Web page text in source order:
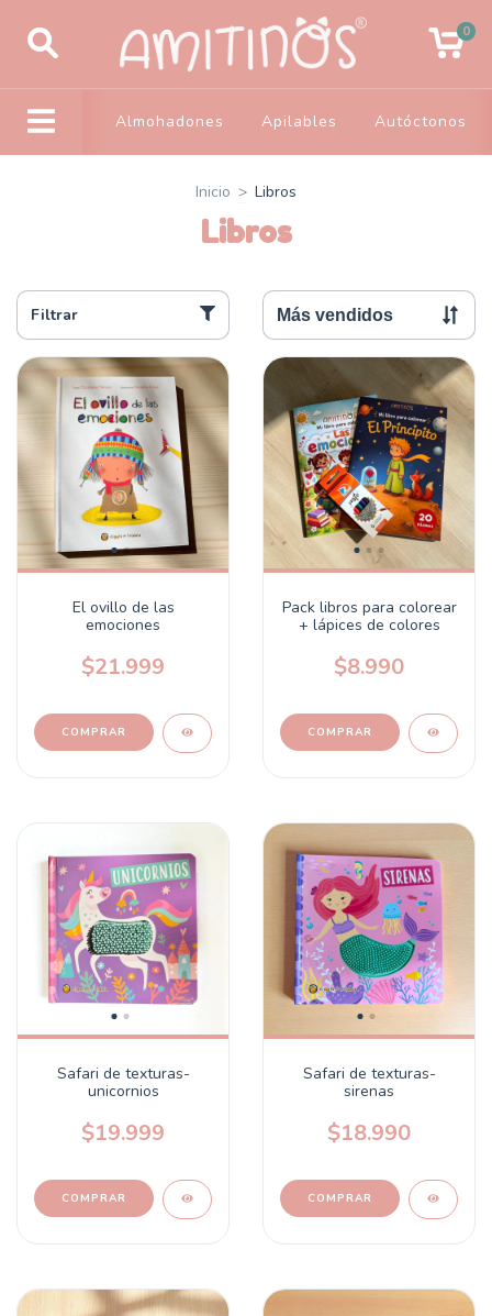
0
Almohadones Apilables Autóctonos
Inicio > Libros
Libros
Filtrar
El ovillo de las
emociones
$21.999
Pack libros para colorear
+ lápices de colores
$8.990
Safari de texturas-
unicornios
$19.999
Safari de texturas-
sirenas
$18.990